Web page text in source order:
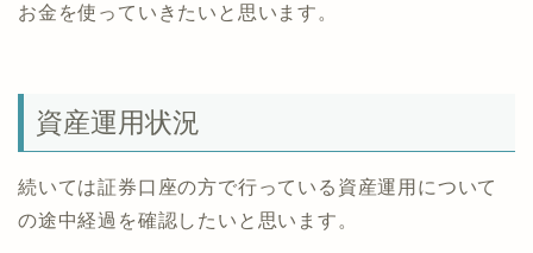
お金を使っていきたいと思います。
資産運用状況
続いては証券口座の方で行っている資産運用について
の途中経過を確認したいと思います。